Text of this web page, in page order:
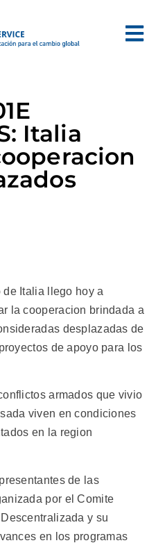
Italia
Italia llego hoy a
la cooperacion brindada a
desplazadas de
de apoyo para los
armados que vivio
viven en condiciones
en la region
de las
por el Comite
y su
en los programas